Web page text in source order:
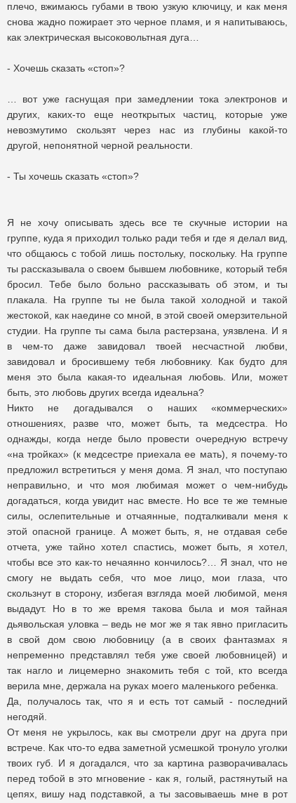
плечо, вжимаюсь губами в твою узкую ключицу, и как меня
снова жадно пожирает это черное пламя, и я напитываюсь,
как электрическая высоковольтная дуга…
- Хочешь сказать «стоп»?
… вот уже гаснущая при замедлении тока электронов и
других, каких-то еще неоткрытых частиц, которые уже
невозмутимо скользят через нас из глубины какой-то
другой, непонятной черной реальности.
- Ты хочешь сказать «стоп»?
Я не хочу описывать здесь все те скучные истории на
группе, куда я приходил только ради тебя и где я делал вид,
что общаюсь с тобой лишь постольку, поскольку. На группе
ты рассказывала о своем бывшем любовнике, который тебя
бросил. Тебе было больно рассказывать об этом, и ты
плакала. На группе ты не была такой холодной и такой
жестокой, как наедине со мной, в этой своей омерзительной
студии. На группе ты сама была растерзана, уязвлена. И я
в чем-то даже завидовал твоей несчастной любви,
завидовал и бросившему тебя любовнику. Как будто для
меня это была какая-то идеальная любовь. Или, может
быть, это любовь других всегда идеальна?
Никто не догадывался о наших «коммерческих»
отношениях, разве что, может быть, та медсестра. Но
однажды, когда негде было провести очередную встречу
«на тройках» (к медсестре приехала ее мать), я почему-то
предложил встретиться у меня дома. Я знал, что поступаю
неправильно, и что моя любимая может о чем-нибудь
догадаться, когда увидит нас вместе. Но все те же темные
силы, ослепительные и отчаянные, подталкивали меня к
этой опасной границе. А может быть, я, не отдавая себе
отчета, уже тайно хотел спастись, может быть, я хотел,
чтобы все это как-то нечаянно кончилось?… Я знал, что не
смогу не выдать себя, что мое лицо, мои глаза, что
скользнут в сторону, избегая взгляда моей любимой, меня
выдадут. Но в то же время такова была и моя тайная
дьявольская уловка – ведь не мог же я так явно пригласить
в свой дом свою любовницу (а в своих фантазмах я
непременно представлял тебя уже своей любовницей) и
так нагло и лицемерно знакомить тебя с той, кто всегда
верила мне, держала на руках моего маленького ребенка.
Да, получалось так, что я и есть тот самый - последний
негодяй.
От меня не укрылось, как вы смотрели друг на друга при
встрече. Как что-то едва заметной усмешкой тронуло уголки
твоих губ. И я догадался, что за картина разворачивалась
перед тобой в это мгновение - как я, голый, растянутый на
цепях, вишу над подставкой, а ты засовываешь мне в рот